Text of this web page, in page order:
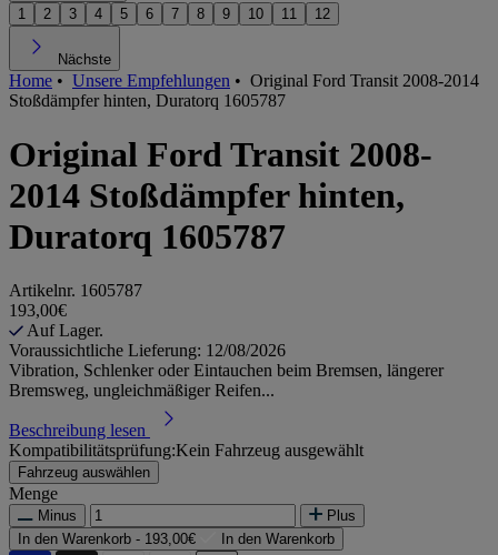
1
2 3 4 5 6 7 8 9 10 11 12
Nächste
Home • Unsere Empfehlungen • Original Ford Transit 2008-2014
Stoßdämpfer hinten, Duratorq 1605787
Original Ford Transit 2008-
2014 Stoßdämpfer hinten,
Duratorq 1605787
Artikelnr. 1605787
193,00€
Auf Lager.
Voraussichtliche Lieferung: 12/08/2026
Vibration, Schlenker oder Eintauchen beim Bremsen, längerer
Bremsweg, ungleichmäßiger Reifen...
Beschreibung lesen
Kompatibilitätsprüfung:Kein Fahrzeug ausgewählt
Fahrzeug auswählen
Menge
Minus
Plus
In den Warenkorb - 193,00€ In den Warenkorb